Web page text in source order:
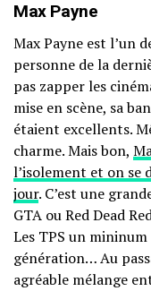
Max Payne
Max Payne est l’un
personne de la
pas zapper les
mise en scène, sa
étaient excellents.
charme. Mais bon,
l’isolement et on se
jour. C’est une
GTA ou Red Dead
Les TPS un
génération… Au
agréable mélange